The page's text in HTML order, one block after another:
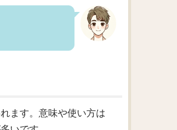
ます。意味や使い方は